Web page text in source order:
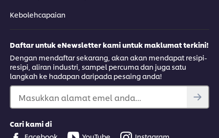
Kebolehcapaian
Daftar untuk eNewsletter kami untuk maklumat terkini!
Dengan mendaftar sekarang, akan akan mendapat resipi-
resipi, aliran industri, sampel percuma dan juga satu
langkah ke hadapan daripada pesaing anda!
Masukkan alamat emel anda...
Cari kami di